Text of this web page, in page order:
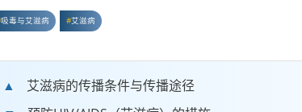
吸毒与艾滋病 艾滋病
艾滋病的传播条件与传播途径